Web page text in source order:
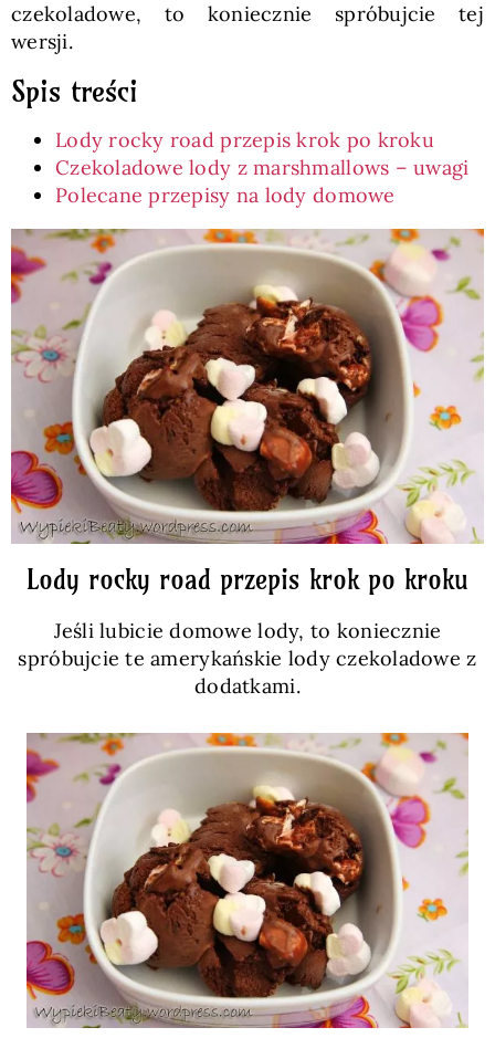
Polski
czekoladowe, to koniecznie spróbujcie tej
wersji.
Spis treści
Lody rocky road przepis krok po kroku
Czekoladowe lody z marshmallows – uwagi
Polecane przepisy na lody domowe
Lody rocky road przepis krok po kroku
Jeśli lubicie domowe lody, to koniecznie
spróbujcie te amerykańskie lody czekoladowe z
dodatkami.